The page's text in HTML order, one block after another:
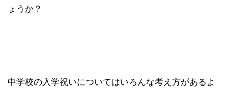
ょうか？
中学校の入学祝いについてはいろんな考え方があるよ